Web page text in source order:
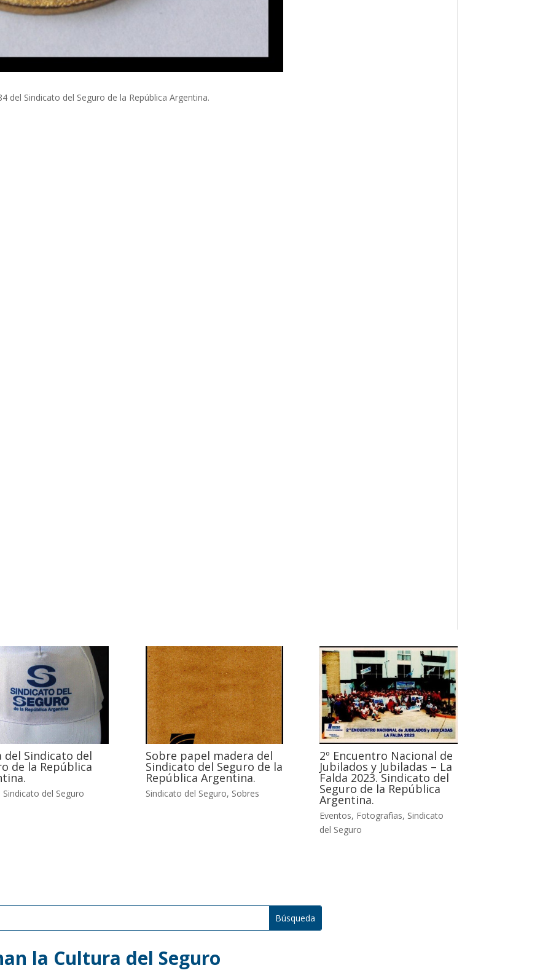
del Sindicato del Seguro de la República Argentina.
del Sindicato del
de la República
Sindicato del Seguro
Sobre papel madera del
Sindicato del Seguro de la
República Argentina.
Sindicato del Seguro, Sobres
2º Encuentro Nacional de
Jubilados y Jubiladas – La
Falda 2023. Sindicato del
Seguro de la República
Argentina.
Eventos, Fotografìas, Sindicato
del Seguro
la Cultura del Seguro